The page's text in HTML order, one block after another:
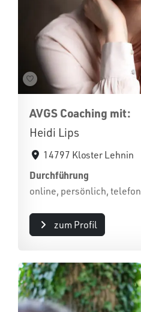
AVGS Coaching mit:
Heidi Lips
14797 Kloster Lehnin
Durchführung
online, persönlich,
zum Profil